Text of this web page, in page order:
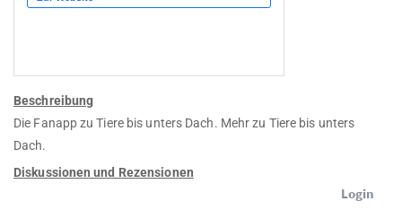
Beschreibung
Die Fanapp zu Tiere bis unters Dach. Mehr zu Tiere bis unters
Dach.
Diskussionen und Rezensionen
Login